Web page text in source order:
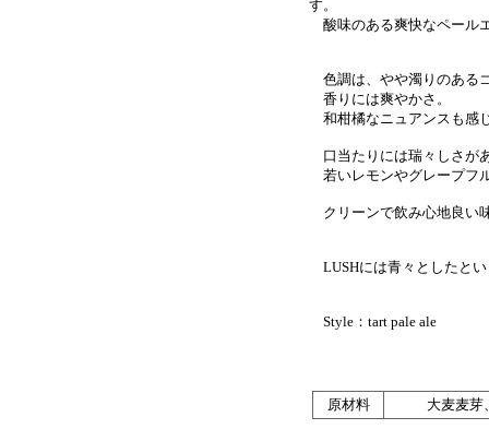
す。
酸味のある爽快なペール
色調は、やや濁りのある
香りには爽やかさ。
和柑橘なニュアンスも感
口当たりには瑞々しさが
若いレモンやグレープフ
クリーンで飲み心地良い
LUSHには青々としたと
Style：tart pale ale
原材料 大麦麦芽